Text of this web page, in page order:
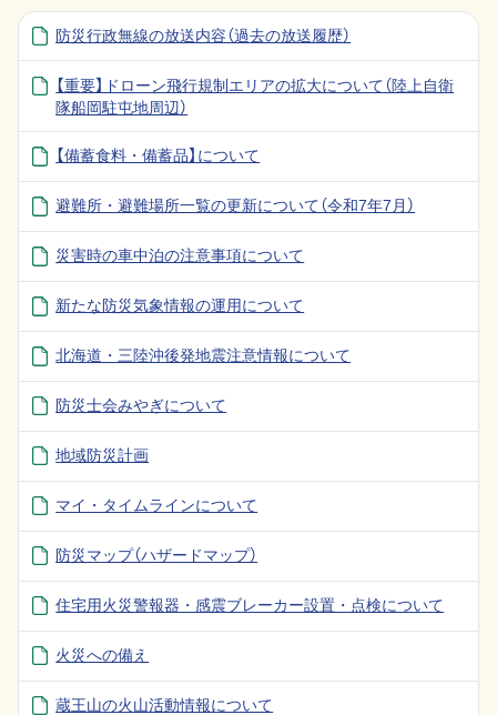
防災行政無線の放送内容（過去の放送履歴）
【重要】ドローン飛行規制エリアの拡大について（陸上自衛
隊船岡駐屯地周辺）
【備蓄食料・備蓄品】について
避難所・避難場所一覧の更新について（令和7年7月）
災害時の車中泊の注意事項について
新たな防災気象情報の運用について
北海道・三陸沖後発地震注意情報について
防災士会みやぎについて
地域防災計画
マイ・タイムラインについて
防災マップ（ハザードマップ）
住宅用火災警報器・感震ブレーカー設置・点検について
火災への備え
蔵王山の火山活動情報について